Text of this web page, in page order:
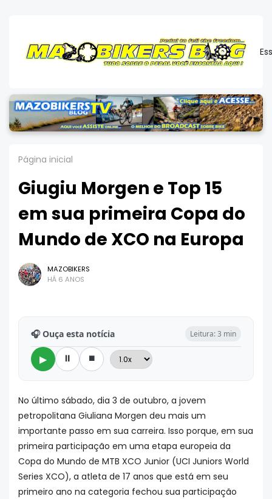
Página inicial
Giugiu Morgen e Top 15
em sua primeira Copa do
Mundo de XCO na Europa
MAZOBIKERS
HÁ 6 ANOS
🎧 Ouça esta notícia Leitura: 3 min
▶ ⏸ ⏹
No último sábado, dia 3 de outubro, a jovem
petropolitana Giuliana Morgen deu mais um
importante passo em sua carreira. Isso porque, em sua
primeira participação em uma etapa europeia da
Copa do Mundo de MTB XCO Junior (UCI Juniors World
Series XCO), a atleta de 17 anos que está em seu
primeiro ano na categoria fechou sua participação